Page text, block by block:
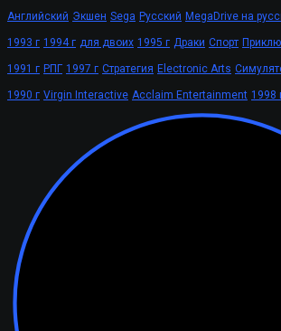
Английский Экшен Sega Русский MegaDrive на
1993 г 1994 г для двоих 1995 г Драки Спорт
1991 г РПГ 1997 г Стратегия Electronic Arts
1990 г Virgin Interactive Acclaim Entertainment 1998